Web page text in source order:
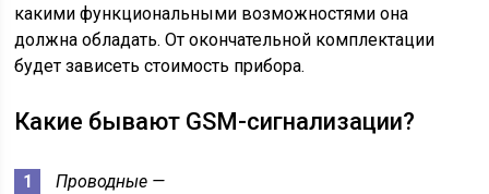
какими функциональными возможностями она
должна обладать. От окончательной комплектации
будет зависеть стоимость прибора.
Какие бывают GSM-сигнализации?
Проводные —